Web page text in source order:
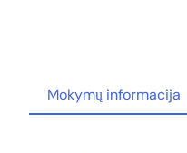
Mokymų informacija